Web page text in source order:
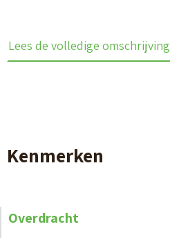
Lees de volledige omschrijving
Kenmerken
Overdracht